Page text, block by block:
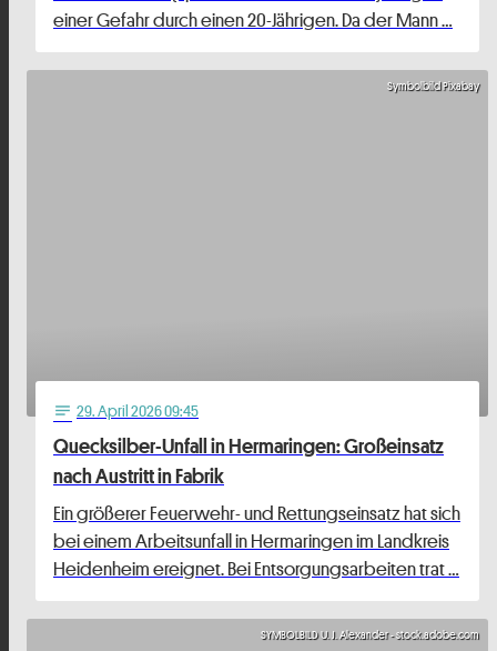
einer Gefahr durch einen 20-Jährigen. Da der Mann …
Symbolbild Pixabay
notes 29. April 2026 09:45
Quecksilber-Unfall in Hermaringen: Großeinsatz
nach Austritt in Fabrik
Ein größerer Feuerwehr- und Rettungseinsatz hat sich
bei einem Arbeitsunfall in Hermaringen im Landkreis
Heidenheim ereignet. Bei Entsorgungsarbeiten trat …
SYMBOLBILD U. J. Alexander - stock.adobe.com